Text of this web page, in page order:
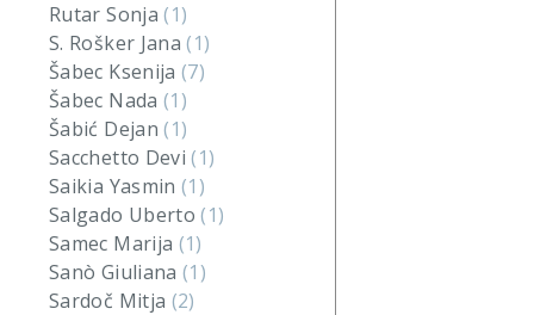
Rutar Sonja(1)
S. Rošker Jana(1)
Šabec Ksenija(7)
Šabec Nada (1)
Šabić Dejan(1)
Sacchetto Devi(1)
Saikia Yasmin(1)
Salgado Uberto(1)
Samec Marija (1)
Sanò Giuliana(1)
Sardoč Mitja (2)